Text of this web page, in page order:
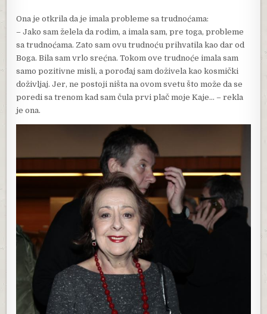
Ona je otkrila da je imala probleme sa trudnoćama:
– Jako sam želela da rodim, a imala sam, pre toga, probleme
sa trudnoćama. Zato sam ovu trudnoću prihvatila kao dar od
Boga. Bila sam vrlo srećna. Tokom ove trudnoće imala sam
samo pozitivne misli, a porođaj sam doživela kao kosmički
doživljaj. Jer, ne postoji ništa na ovom svetu što može da se
poredi sa trenom kad sam čula prvi plač moje Kaje… – rekla
je ona.